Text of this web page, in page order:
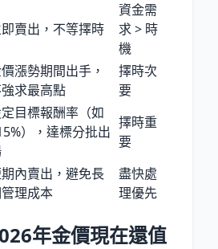
賣出，不等擇時
資金需
求 > 時
機
漲勢期間出手，
求最高點
擇時次
要
目標報酬率（如
），達標分批出
擇時重
要
內賣出，避免長
理成本
盡快處
理優先
年金價現在還值